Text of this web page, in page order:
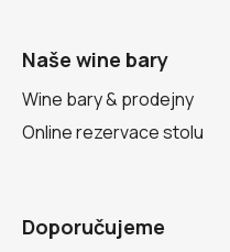
Naše wine bary
Wine bary & prodejny
Online rezervace stolu
Doporučujeme